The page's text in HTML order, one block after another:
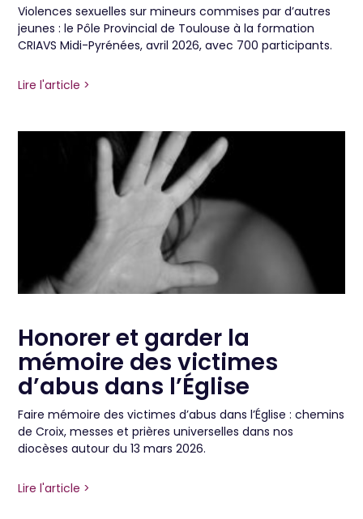
Violences sexuelles sur mineurs commises par d’autres
jeunes : le Pôle Provincial de Toulouse à la formation
CRIAVS Midi-Pyrénées, avril 2026, avec 700 participants.
Lire l'article >
Honorer et garder la
mémoire des victimes
d’abus dans l’Église
Faire mémoire des victimes d’abus dans l’Église : chemins
de Croix, messes et prières universelles dans nos
diocèses autour du 13 mars 2026.
Lire l'article >